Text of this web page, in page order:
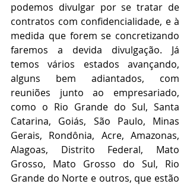
podemos divulgar por se tratar de
contratos com confidencialidade, e à
medida que forem se concretizando
faremos a devida divulgação. Já
temos vários estados avançando,
alguns bem adiantados, com
reuniões junto ao empresariado,
como o Rio Grande do Sul, Santa
Catarina, Goiás, São Paulo, Minas
Gerais, Rondônia, Acre, Amazonas,
Alagoas, Distrito Federal, Mato
Grosso, Mato Grosso do Sul, Rio
Grande do Norte e outros, que estão